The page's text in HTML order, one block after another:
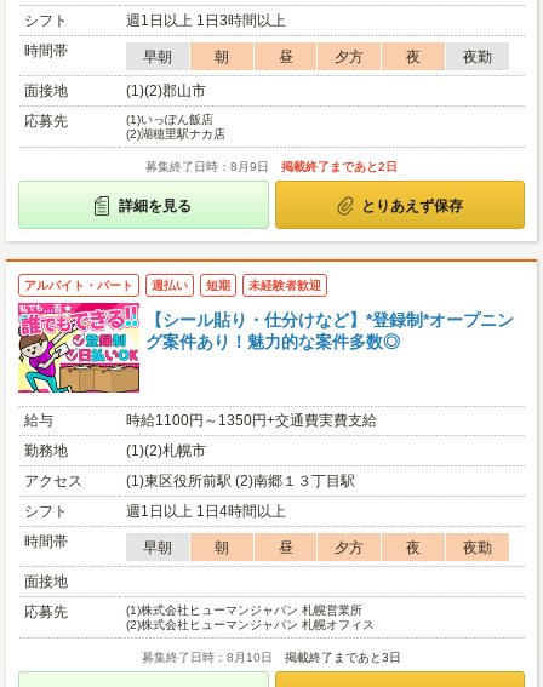
シフト
週1日以上 1日3時間以上
時間帯
早朝 朝 昼 夕方 夜
夜勤
面接地
(1)(2)郡山市
応募先
(1)いっぽん飯店
(2)湖穂里駅ナカ店
募集終了日時：8月9日 掲載終了まであと2日
詳細を見る とりあえず保存
アルバイト・パート 週払い 短期 未経験者歓迎
【シール貼り・仕分けなど】*登録制*オープニン
グ案件あり！魅力的な案件多数◎
給与
時給1100円～1350円+交通費実費支給
勤務地
(1)(2)札幌市
アクセス
(1)東区役所前駅 (2)南郷１３丁目駅
シフト
週1日以上 1日4時間以上
時間帯
早朝 朝 昼 夕方 夜
夜勤
面接地
応募先
(1)株式会社ヒューマンジャパン 札幌営業所
(2)株式会社ヒューマンジャパン 札幌オフィス
募集終了日時：8月10日 掲載終了まであと3日